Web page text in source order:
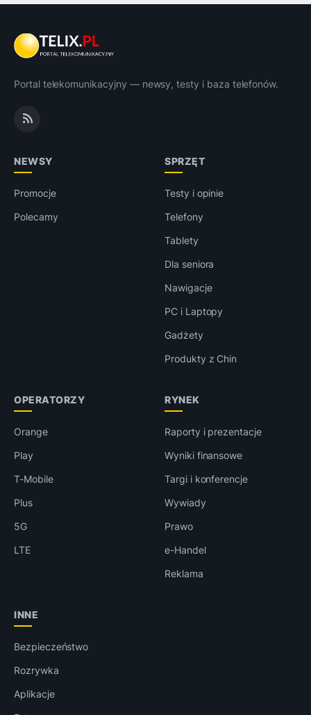
Portal telekomunikacyjny — newsy, testy i baza telefonów.
NEWSY
Promocje
Polecamy
SPRZĘT
Testy i opinie
Telefony
Tablety
Dla seniora
Nawigacje
PC i Laptopy
Gadżety
Produkty z Chin
OPERATORZY
Orange
Play
T-Mobile
Plus
5G
LTE
RYNEK
Raporty i prezentacje
Wyniki finansowe
Targi i konferencje
Wywiady
Prawo
e-Handel
Reklama
INNE
Bezpieczeństwo
Rozrywka
Aplikacje